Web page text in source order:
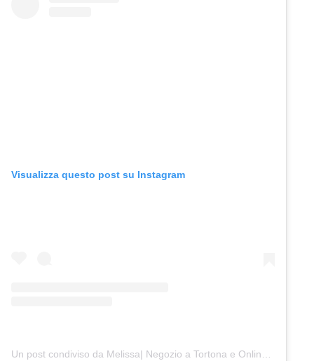
Visualizza questo post su Instagram
Un post condiviso da Melissa| Negozio a Tortona e Online (@junocreativelab)